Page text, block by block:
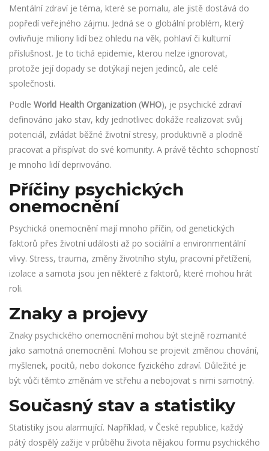
Mentální zdraví je téma, které se pomalu, ale jistě dostává do
popředí veřejného zájmu. Jedná se o globální problém, který
ovlivňuje miliony lidí bez ohledu na věk, pohlaví či kulturní
příslušnost. Je to tichá epidemie, kterou nelze ignorovat,
protože její dopady se dotýkají nejen jedinců, ale celé
společnosti.
Podle World Health Organization (WHO), je psychické zdraví
definováno jako stav, kdy jednotlivec dokáže realizovat svůj
potenciál, zvládat běžné životní stresy, produktivně a plodně
pracovat a přispívat do své komunity. A právě těchto schopností
je mnoho lidí deprivováno.
Příčiny psychických
onemocnění
Psychická onemocnění mají mnoho příčin, od genetických
faktorů přes životní události až po sociální a environmentální
vlivy. Stress, trauma, změny životního stylu, pracovní přetížení,
izolace a samota jsou jen některé z faktorů, které mohou hrát
roli.
Znaky a projevy
Znaky psychického onemocnění mohou být stejně rozmanité
jako samotná onemocnění. Mohou se projevit změnou chování,
myšlenek, pocitů, nebo dokonce fyzického zdraví. Důležité je
být vůči těmto změnám ve střehu a nebojovat s nimi samotný.
Současný stav a statistiky
Statistiky jsou alarmující. Například, v České republice, každý
pátý dospělý zažije v průběhu života nějakou formu psychického